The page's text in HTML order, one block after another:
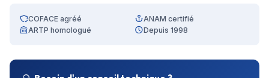
COFACE agréé
ANAM certifié
ARTP homologué
Depuis 1998